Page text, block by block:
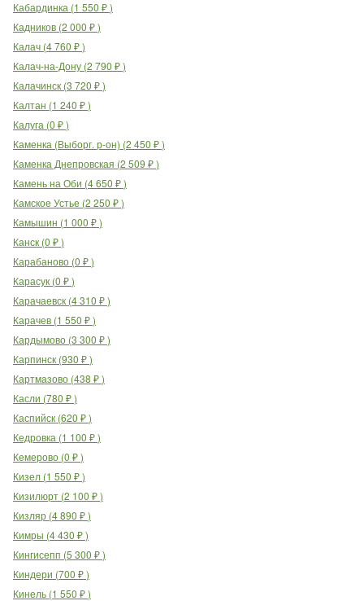
Кабардинка (1 550 ₽)
Кадников (2 000 ₽)
Калач (4 760 ₽)
Калач-на-Дону (2 790 ₽)
Калачинск (3 720 ₽)
Калтан (1 240 ₽)
Калуга (0 ₽)
Каменка (Выборг. р-он) (2 450 ₽)
Каменка Днепровская (2 509 ₽)
Камень на Оби (4 650 ₽)
Камское Устье (2 250 ₽)
Камышин (1 000 ₽)
Канск (0 ₽)
Карабаново (0 ₽)
Карасук (0 ₽)
Карачаевск (4 310 ₽)
Карачев (1 550 ₽)
Кардымово (3 300 ₽)
Карпинск (930 ₽)
Картмазово (438 ₽)
Касли (780 ₽)
Каспийск (620 ₽)
Кедровка (1 100 ₽)
Кемерово (0 ₽)
Кизел (1 550 ₽)
Кизилюрт (2 100 ₽)
Кизляр (4 890 ₽)
Кимры (4 430 ₽)
Кингисепп (5 300 ₽)
Киндери (700 ₽)
Кинель (1 550 ₽)